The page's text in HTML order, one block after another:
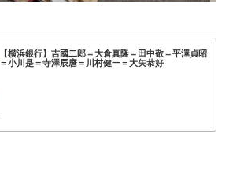
【横浜銀行】吉國二郎＝大倉真隆＝田中敬＝平澤貞昭
＝小川是＝寺澤辰麿＝川村健一＝大矢恭好